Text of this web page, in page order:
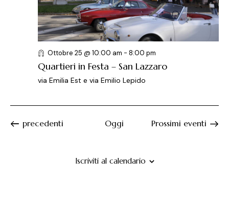
Ottobre 25 @ 10:00 am - 8:00 pm
Quartieri in Festa – San Lazzaro
via Emilia Est e via Emilio Lepido
Eventi
precedenti Oggi Prossimi eventi
Iscriviti al calendario